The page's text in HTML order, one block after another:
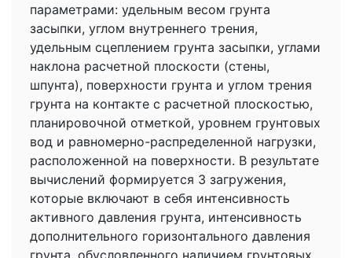
параметрами: удельным весом грунта
засыпки, углом внутреннего трения,
удельным сцеплением грунта засыпки, углами
наклона расчетной плоскости (стены,
шпунта), поверхности грунта и углом трения
грунта на контакте с расчетной плоскостью,
планировочной отметкой, уровнем грунтовых
вод и равномерно-распределенной нагрузки,
расположенной на поверхности. В результате
вычислений формируется 3 загружения,
которые включают в себя интенсивность
активного давления грунта, интенсивность
дополнительного горизонтального давления
грунта, обусловленного наличием грунтовых